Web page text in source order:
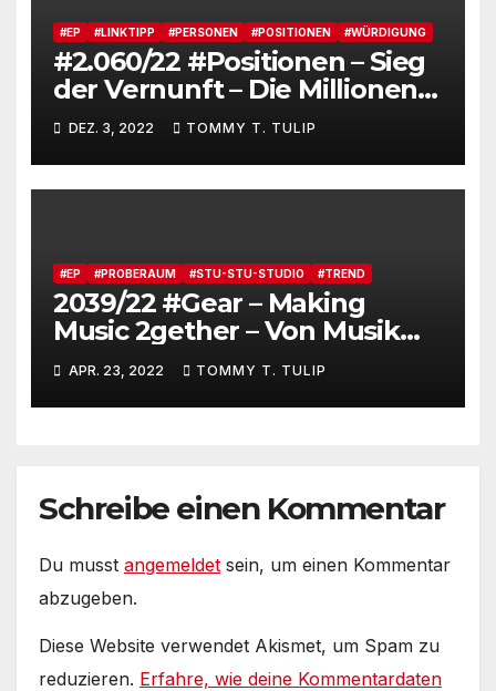
#EP #LINKTIPP #PERSONEN #POSITIONEN #WÜRDIGUNG
#2.060/22 #Positionen – Sieg
der Vernunft – Die Millionen
einer Verlagsgründung,
Milliardäre, Augstein und
Alice Schwarzers „80“
DEZ. 3, 2022 TOMMY T. TULIP
#EP #PROBERAUM #STU-STU-STUDIO #TREND
2039/22 #Gear – Making
Music 2gether – Von Musik
machen via Serverplattform
APR. 23, 2022 TOMMY T. TULIP
Schreibe einen Kommentar
Du musst angemeldet sein, um einen Kommentar
abzugeben.
Diese Website verwendet Akismet, um Spam zu
reduzieren. Erfahre, wie deine Kommentardaten